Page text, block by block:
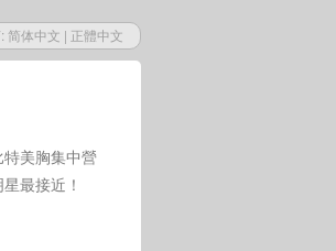
简体中文 | 正體中文
美胸集中營
最接近！